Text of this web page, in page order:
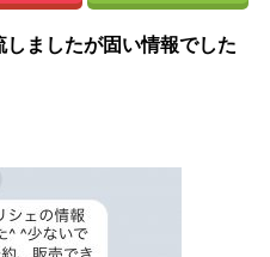
ましたが固い情報でした